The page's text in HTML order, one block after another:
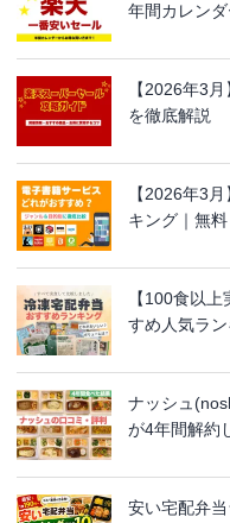
年間カレン
【2026年3
を徹底解説
【2026年3
キング｜無
【100食以
すめ人気ラ
ナッシュ
が4年間解約
安い宅配弁